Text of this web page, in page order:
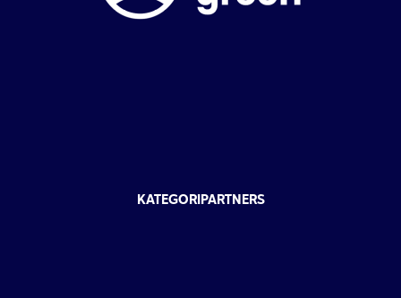
KATEGORIPARTNERS